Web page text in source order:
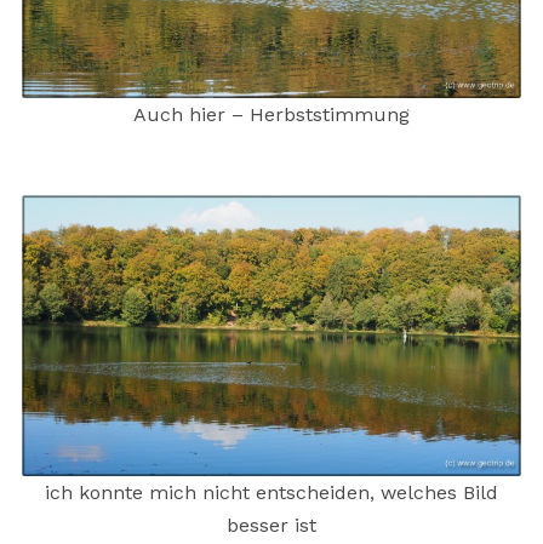
Auch hier – Herbststimmung
ich konnte mich nicht entscheiden, welches Bild
besser ist